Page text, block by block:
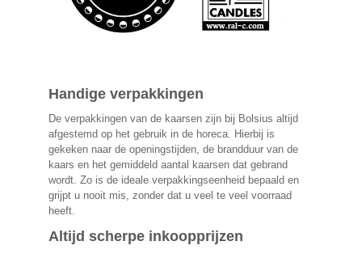
Handige verpakkingen
De verpakkingen van de kaarsen zijn bij Bolsius altijd
afgestemd op het gebruik in de horeca. Hierbij is
gekeken naar de openingstijden, de brandduur van de
kaars en het gemiddeld aantal kaarsen dat gebrand
wordt. Zo is de ideale verpakkingseenheid bepaald en
grijpt u nooit mis, zonder dat u veel te veel voorraad
heeft.
Altijd scherpe inkoopprijzen